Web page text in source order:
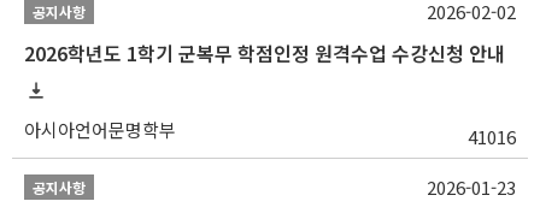
공지사항
2026학년도 1학기 군복무 학점인정 원격수업 수강신청 안내
아시아언어문명학부 41016
2026-02-02
공지사항 2026-01-23